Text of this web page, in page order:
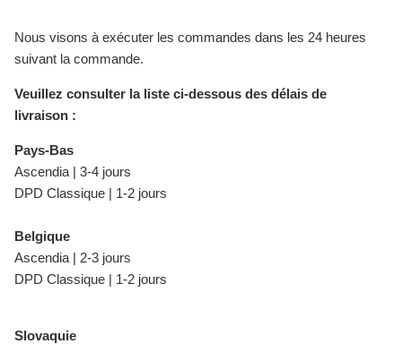
Nous visons à exécuter les commandes dans les 24 heures
suivant la commande.
Veuillez consulter la liste ci-dessous des délais de
livraison :
Pays-Bas
Ascendia | 3-4 jours
DPD Classique | 1-2 jours
Belgique
Ascendia | 2-3 jours
DPD Classique | 1-2 jours
Slovaquie